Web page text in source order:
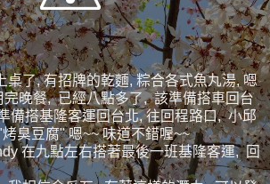
桌了, 有招牌的乾麵, 粽合各式魚丸湯, 嗯
完晚餐, 已經八點多了, 該準備搭車回台
備搭基隆客運回台北, 往回程路口, 小邱
臭豆腐" 嗯~~ 味道不錯喔~~
在九點左右搭著最後一班基隆客運, 回